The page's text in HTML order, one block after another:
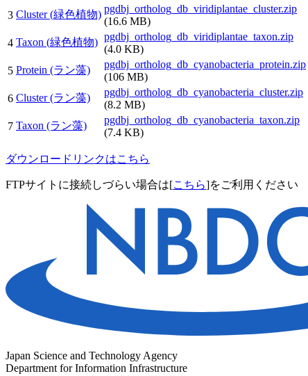
3 Cluster (緑色植物) pgdbj_ortholog_db_viridiplantae_cluster.zip
(16.6 MB)
4 Taxon (緑色植物) pgdbj_ortholog_db_viridiplantae_taxon.zip
(4.0 KB)
5 Protein (ラン藻)
pgdbj_ortholog_db_cyanobacteria_protein.zip
(106 MB)
6 Cluster (ラン藻)
pgdbj_ortholog_db_cyanobacteria_cluster.zip
(8.2 MB)
7 Taxon (ラン藻)
pgdbj_ortholog_db_cyanobacteria_taxon.zip
(7.4 KB)
ダウンロードリンクはこちら
FTPサイトに接続しづらい場合は[こちら]をご利用ください
Japan Science and Technology Agency
Department for Information Infrastructure